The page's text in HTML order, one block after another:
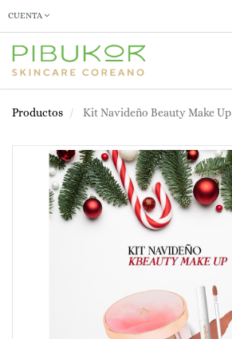
CUENTA
Productos
Kit Navideño Beauty Make Up